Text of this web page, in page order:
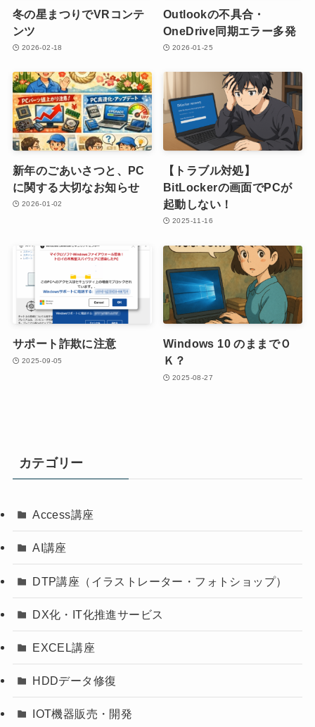
冬の星まつりでVRコンテ
ンツ
2026-02-18
Outlookの不具合・
OneDrive同期エラー多発
2026-01-25
新年のごあいさつと、PC
に関する大切なお知らせ
2026-01-02
【トラブル対処】
BitLockerの画面でPCが
起動しない！
2025-11-16
サポート詐欺に注意
2025-09-05
Windows 10 のままでＯ
Ｋ？
2025-08-27
カテゴリー
Access講座
AI講座
DTP講座（イラストレーター・フォトショップ）
DX化・IT化推進サービス
EXCEL講座
HDDデータ修復
IOT機器販売・開発